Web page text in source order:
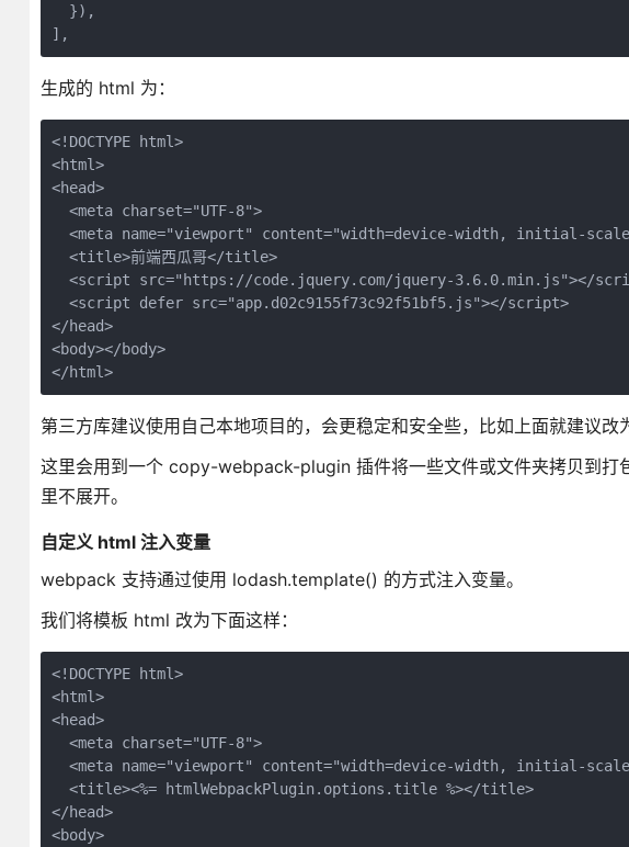
  }),
生成的 html 为：
<!DOCTYPE html>
<html>
<head>
  <meta charset="UTF-8">
<meta name="viewport" content="width=device-width, initial-
  <title>前端西瓜哥</title>
<script src="https://code.jquery.com/jquery-3.6.0.min.js"></
  <script defer src="app.d02c9155f73c92f51bf5.js"></script>
</head>
<body></body>
</html>
第三方库建议使用自己本地项目的，会更稳定和安全些，比如上面就建
这里会用到一个 copy-webpack-plugin 插件将一些文件或文件夹拷贝到打
里不展开。
自定义 html 注入变量
webpack 支持通过使用 lodash.template() 的方式注入变量。
我们将模板 html 改为下面这样：
<!DOCTYPE html>
<html>
<head>
  <meta charset="UTF-8">
<meta name="viewport" content="width=device-width, initial-
  <title><%= htmlWebpackPlugin.options.title %></title>
</head>
<body>